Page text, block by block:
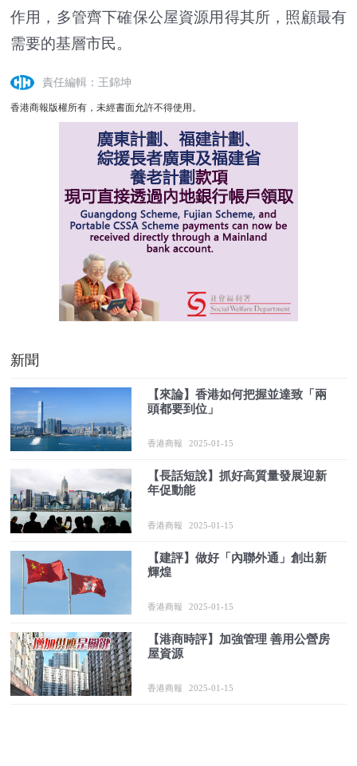
作用，多管齊下確保公屋資源用得其所，照顧最有
需要的基層市民。
責任編輯：王錦坤
香港商報版權所有，未經書面允許不得使用。
新聞
【來論】香港如何把握並達致「兩
頭都要到位」
香港商報 2025-01-15
【長話短說】抓好高質量發展迎新
年促動能
香港商報 2025-01-15
【建評】做好「內聯外通」創出新
輝煌
香港商報 2025-01-15
【港商時評】加強管理 善用公營房
屋資源
香港商報 2025-01-15